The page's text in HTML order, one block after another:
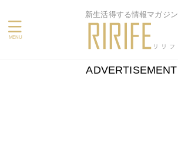
新生活得する情報マガジン
ADVERTISEMENT